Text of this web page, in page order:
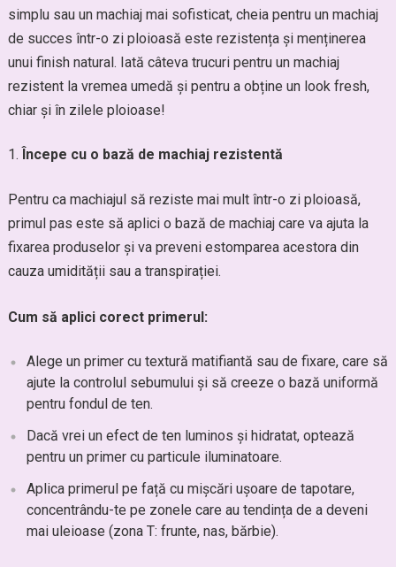
simplu sau un machiaj mai sofisticat, cheia pentru un machiaj
de succes într-o zi ploioasă este rezistența și menținerea
unui finish natural. Iată câteva trucuri pentru un machiaj
rezistent la vremea umedă și pentru a obține un look fresh,
chiar și în zilele ploioase!
Începe cu o bază de machiaj rezistentă
Pentru ca machiajul să reziste mai mult într-o zi ploioasă,
primul pas este să aplici o bază de machiaj care va ajuta la
fixarea produselor și va preveni estomparea acestora din
cauza umidității sau a transpirației.
Cum să aplici corect primerul:
Alege un primer cu textură matifiantă sau de fixare, care să
ajute la controlul sebumului și să creeze o bază uniformă
pentru fondul de ten.
Dacă vrei un efect de ten luminos și hidratat, optează
pentru un primer cu particule iluminatoare.
Aplica primerul pe față cu mișcări ușoare de tapotare,
concentrându-te pe zonele care au tendința de a deveni
mai uleioase (zona T: frunte, nas, bărbie).